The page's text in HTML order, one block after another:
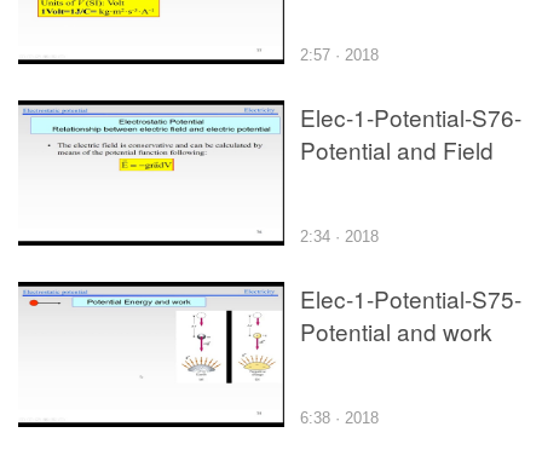
2:57 · 2018
Elec-1-Potential-S76-
Potential and Field
2:34 · 2018
Elec-1-Potential-S75-
Potential and work
6:38 · 2018